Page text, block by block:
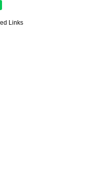
Links